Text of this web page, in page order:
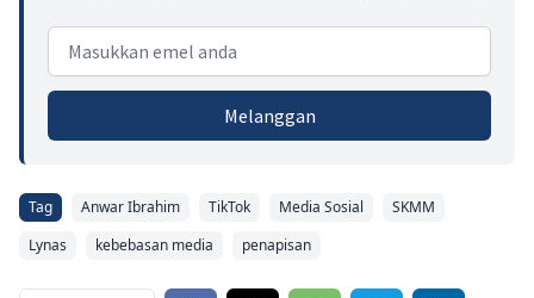
Email address
Melanggan
Tag Anwar Ibrahim TikTok Media Sosial
SKMM
Lynas
kebebasan media penapisan